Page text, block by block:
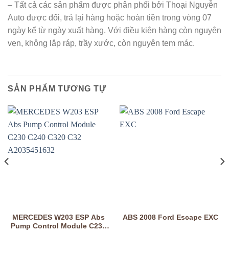
– Tất cả các sản phẩm được phân phối bởi Thoại Nguyễn
Auto được đổi, trả lại hàng hoặc hoàn tiền trong vòng 07
ngày kể từ ngày xuất hàng. Với điều kiện hàng còn nguyên
vẹn, không lắp ráp, trầy xước, còn nguyên tem mác.
SẢN PHẨM TƯƠNG TỰ
MERCEDES W203 ESP Abs
Pump Control Module C230
ABS 2008 Ford Escape EXC